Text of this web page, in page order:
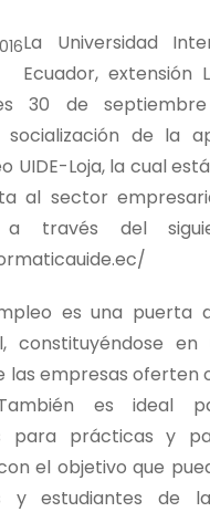
La Universidad
Ecuador, extensión
30 de
socialización de la
UIDE-Loja, la cual
al sector
través del
es una puerta
constituyéndose en
las empresas oferten
es ideal
para prácticas y
el objetivo que
y estudiantes de